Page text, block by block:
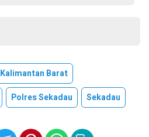
Kalimantan Barat
Polres Sekadau Sekadau